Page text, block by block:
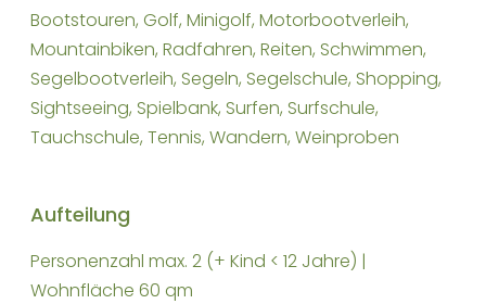
Bootstouren, Golf, Minigolf, Motorbootverleih,
Mountainbiken, Radfahren, Reiten, Schwimmen,
Segelbootverleih, Segeln, Segelschule, Shopping,
Sightseeing, Spielbank, Surfen, Surfschule,
Tauchschule, Tennis, Wandern, Weinproben
Aufteilung
Personenzahl max. 2 (+ Kind < 12 Jahre) |
Wohnfläche 60 qm